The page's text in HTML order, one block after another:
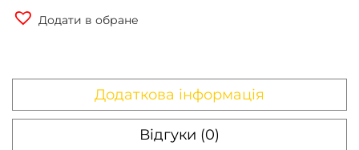
Додати в обране
Додаткова інформація
Відгуки (0)